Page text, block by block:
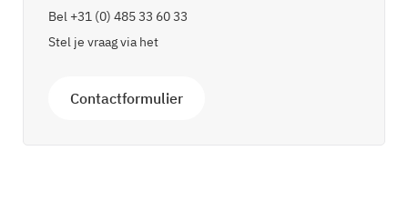
Bel +31 (0) 485 33 60 33
Stel je vraag via het
Contactformulier